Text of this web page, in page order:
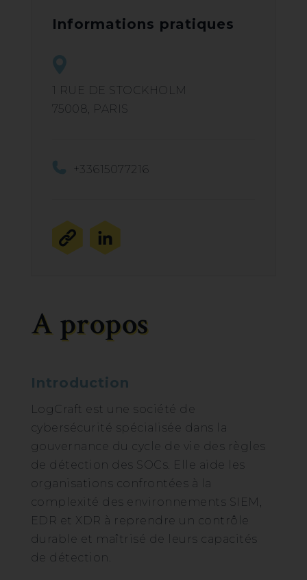
Informations pratiques
1 RUE DE STOCKHOLM
75008, PARIS
+33615077216
A propos
Introduction
LogCraft est une société de
cybersécurité spécialisée dans la
gouvernance du cycle de vie des règles
de détection des SOCs. Elle aide les
organisations confrontées à la
complexité des environnements SIEM,
EDR et XDR à reprendre un contrôle
durable et maîtrisé de leurs capacités
de détection.